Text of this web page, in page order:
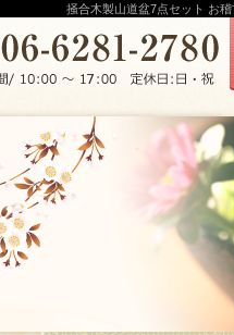
掻合木製山道盆7点セット お